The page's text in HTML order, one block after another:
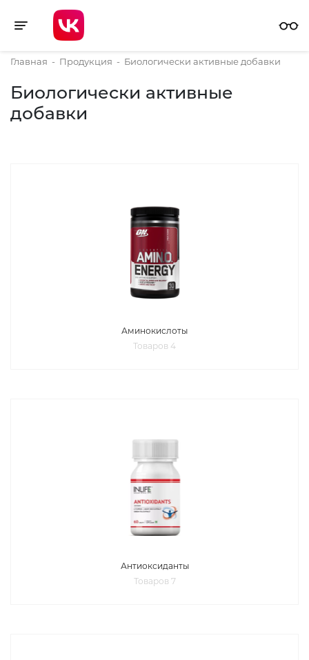
Toggle navigation
Главная - Продукция - Биологически активные добавки
Биологически активные
добавки
Аминокислоты
Товаров 4
Антиоксиданты
Товаров 7